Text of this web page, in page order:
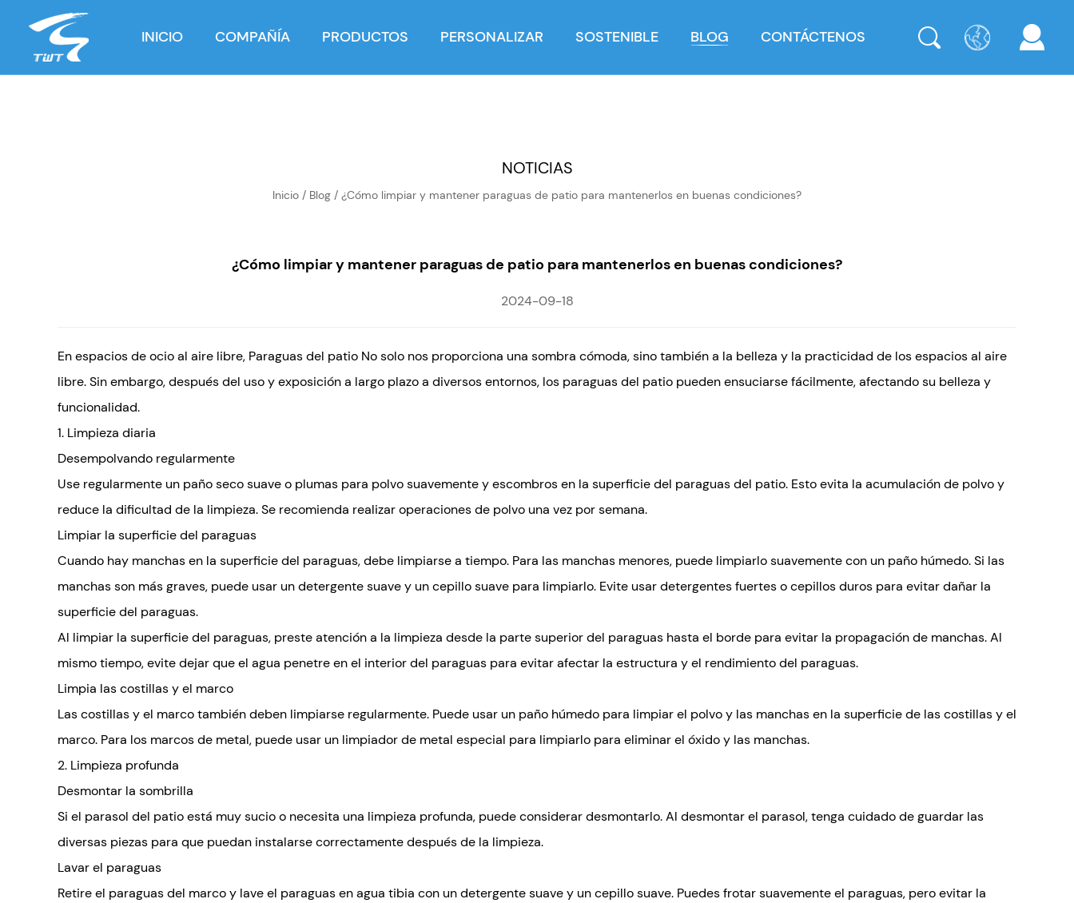
INICIO COMPAÑÍA PRODUCTOS PERSONALIZAR SOSTENIBLE BLOG CONTÁCTENOS
NOTICIAS
Inicio / Blog / ¿Cómo limpiar y mantener paraguas de patio para mantenerlos en buenas condiciones?
¿Cómo limpiar y mantener paraguas de patio para mantenerlos en buenas condiciones?
2024-09-18
En espacios de ocio al aire libre, Paraguas del patio No solo nos proporciona una sombra cómoda, sino también a la belleza y la practicidad de los espacios al aire
libre. Sin embargo, después del uso y exposición a largo plazo a diversos entornos, los paraguas del patio pueden ensuciarse fácilmente, afectando su belleza y
funcionalidad.
1. Limpieza diaria
Desempolvando regularmente
Use regularmente un paño seco suave o plumas para polvo suavemente y escombros en la superficie del paraguas del patio. Esto evita la acumulación de polvo y
reduce la dificultad de la limpieza. Se recomienda realizar operaciones de polvo una vez por semana.
Limpiar la superficie del paraguas
Cuando hay manchas en la superficie del paraguas, debe limpiarse a tiempo. Para las manchas menores, puede limpiarlo suavemente con un paño húmedo. Si las
manchas son más graves, puede usar un detergente suave y un cepillo suave para limpiarlo. Evite usar detergentes fuertes o cepillos duros para evitar dañar la
superficie del paraguas.
Al limpiar la superficie del paraguas, preste atención a la limpieza desde la parte superior del paraguas hasta el borde para evitar la propagación de manchas. Al
mismo tiempo, evite dejar que el agua penetre en el interior del paraguas para evitar afectar la estructura y el rendimiento del paraguas.
Limpia las costillas y el marco
Las costillas y el marco también deben limpiarse regularmente. Puede usar un paño húmedo para limpiar el polvo y las manchas en la superficie de las costillas y el
marco. Para los marcos de metal, puede usar un limpiador de metal especial para limpiarlo para eliminar el óxido y las manchas.
2. Limpieza profunda
Desmontar la sombrilla
Si el parasol del patio está muy sucio o necesita una limpieza profunda, puede considerar desmontarlo. Al desmontar el parasol, tenga cuidado de guardar las
diversas piezas para que puedan instalarse correctamente después de la limpieza.
Lavar el paraguas
Retire el paraguas del marco y lave el paraguas en agua tibia con un detergente suave y un cepillo suave. Puedes frotar suavemente el paraguas, pero evitar la